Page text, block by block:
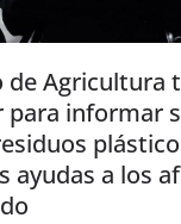
de Agricultura
para informar
ayudas a los